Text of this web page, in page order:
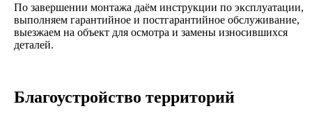
По завершении монтажа даём инструкции по эксплуатации,
выполняем гарантийное и постгарантийное обслуживание,
выезжаем на объект для осмотра и замены износившихся
деталей.
Благоустройство территорий